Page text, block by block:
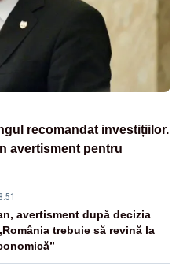
recomandat investițiilor.
avertisment pentru
avertisment după decizia
trebuie să revină la